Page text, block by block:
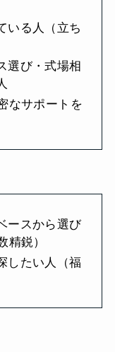
いる人（立ち
選び・式場相
なサポートを
ースから選び
精鋭）
したい人（福